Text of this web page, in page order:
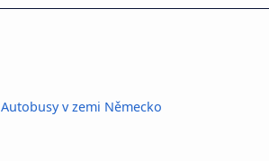
Autobusy v zemi Německo